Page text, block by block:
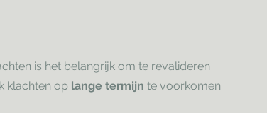
is het belangrijk om te revalideren
klachten op lange termijn te voorkomen.